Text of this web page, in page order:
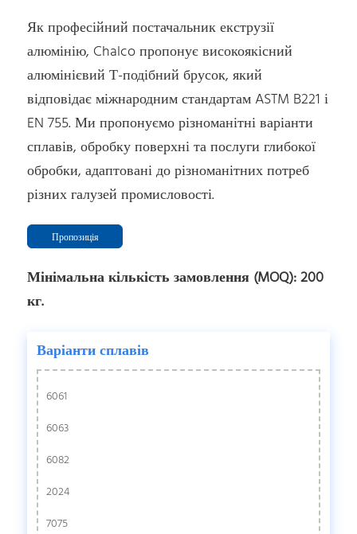
Як професійний постачальник екструзії
алюмінію, Chalco пропонує високоякісний
алюмінієвий Т-подібний брусок, який
відповідає міжнародним стандартам ASTM B221 і
EN 755. Ми пропонуємо різноманітні варіанти
сплавів, обробку поверхні та послуги глибокої
обробки, адаптовані до різноманітних потреб
різних галузей промисловості.
Пропозиція
Мінімальна кількість замовлення (MOQ): 200
кг.
Варіанти сплавів
6061
6063
6082
2024
7075